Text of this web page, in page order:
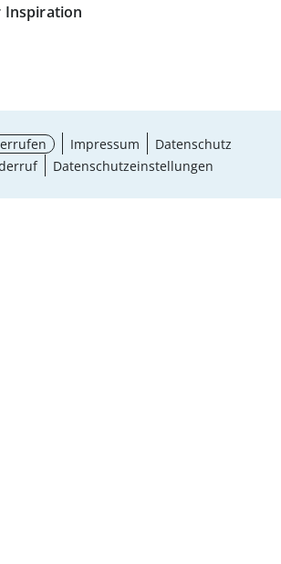
Inspiration
Impressum
Datenschutz
Datenschutzeinstellungen